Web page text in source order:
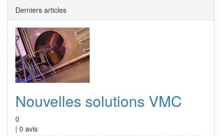
Derniers articles
Nouvelles solutions VMC
0
| 0 avis